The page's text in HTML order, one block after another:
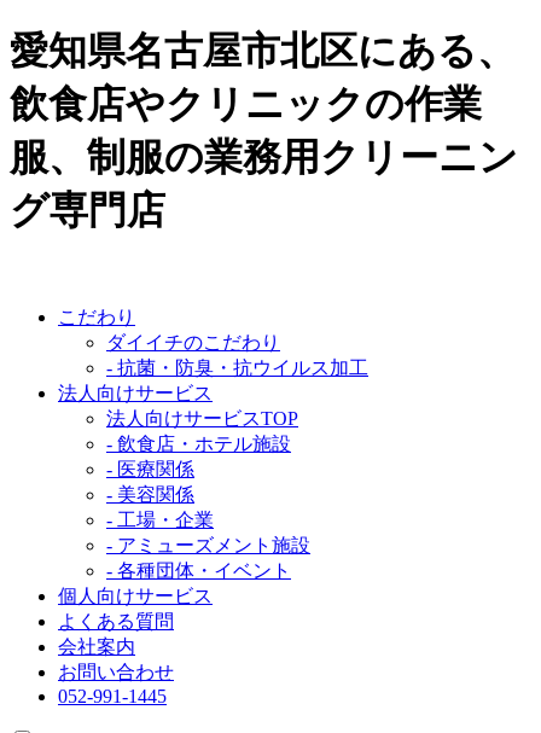
愛知県名古屋市北区にある、
飲食店やクリニックの作業
服、制服の業務用クリーニン
グ専門店
こだわり
ダイイチのこだわり
- 抗菌・防臭・抗ウイルス加工
法人向けサービス
法人向けサービスTOP
- 飲食店・ホテル施設
- 医療関係
- 美容関係
- 工場・企業
- アミューズメント施設
- 各種団体・イベント
個人向けサービス
よくある質問
会社案内
お問い合わせ
052-991-1445